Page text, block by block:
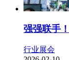
强强联手
行业展会